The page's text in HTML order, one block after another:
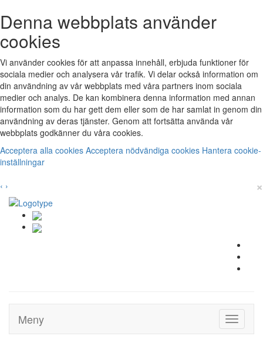
Denna webbplats använder
cookies
Vi använder cookies för att anpassa innehåll, erbjuda funktioner för
sociala medier och analysera vår trafik. Vi delar också information om
din användning av vår webbplats med våra partners inom sociala
medier och analys. De kan kombinera denna information med annan
information som du har gett dem eller som de har samlat in genom din
användning av deras tjänster. Genom att fortsätta använda vår
webbplats godkänner du våra cookies.
Acceptera alla cookies Acceptera nödvändiga cookies Hantera cookie-
inställningar
‹ › ×
Toggle
Meny